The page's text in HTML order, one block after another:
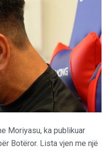
Moriyasu, ka publikuar
Botëror. Lista vjen me një